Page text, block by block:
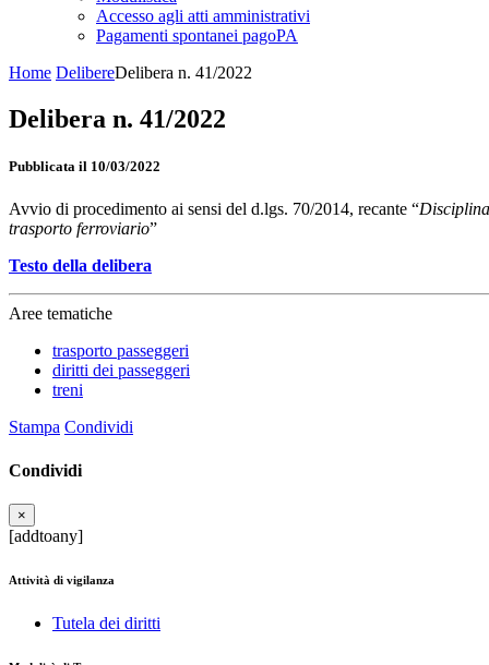
Accesso agli atti amministrativi
Pagamenti spontanei pagoPA
Home DelibereDelibera n. 41/2022
Delibera n. 41/2022
Pubblicata il 10/03/2022
Avvio di procedimento ai sensi del d.lgs. 70/2014, recante “
trasporto ferroviario”
Testo della delibera
Aree tematiche
trasporto passeggeri
diritti dei passeggeri
treni
Stampa Condividi
Condividi
×
[addtoany]
Attività di vigilanza
Tutela dei diritti